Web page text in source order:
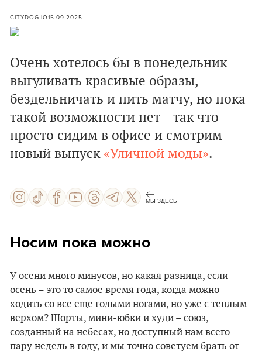
CITYDOG.IO15.09.2025
Очень хотелось бы в понедельник
выгуливать красивые образы,
бездельничать и пить матчу, но пока
такой возможности нет – так что
просто сидим в офисе и смотрим
новый выпуск «Уличной моды».
МЫ ЗДЕСЬ
Носим пока можно
У осени много минусов, но какая разница, если
осень – это то самое время года, когда можно
ходить со всё еще голыми ногами, но уже с теплым
верхом? Шорты, мини-юбки и худи – союз,
созданный на небесах, но доступный нам всего
пару недель в году, и мы точно советуем брать от